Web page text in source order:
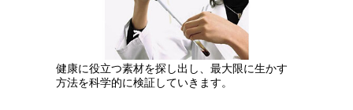
健康に役立つ素材を探し出し、最大限に生かす
方法を科学的に検証していきます。